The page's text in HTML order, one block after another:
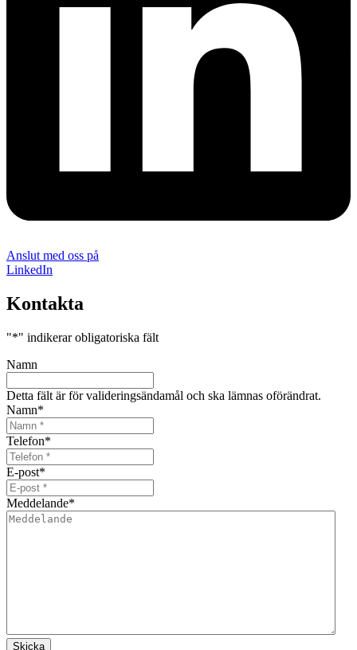
Anslut med oss på
LinkedIn
Kontakta
"*" indikerar obligatoriska fält
Namn
Detta fält är för valideringsändamål och ska lämnas oförändrat.
Namn*
Telefon*
E-post*
Meddelande*
Skicka